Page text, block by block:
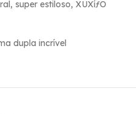
super estiloso, XUXíƒO
dupla incrí­vel